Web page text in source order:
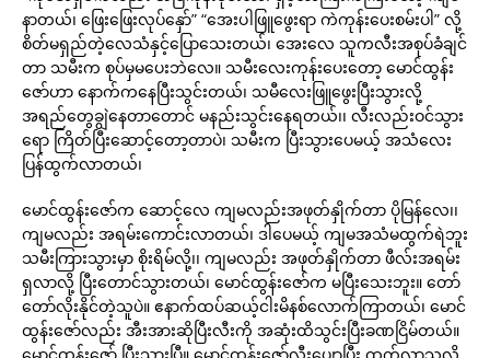
နာတယ်၊ ဖြေးဖြေးလုပ်နှော်” “အေးပါဖြူဖွေးရာ ကဲကုန်းပေးစမ်းပါ” လို့
စိတ်မရှည်တဲ့လေသံနှင့်ပြောသေးတယ်၊ အေးလေ သူကလီးအစုပ်ခံချင်
တာ သမီးက စုပ်မှမပေးဘဲလေ။ သမီးလေးကုန်းပေးတော့ မောင်ထွန်း
ဇော်ဟာ နောက်ကနေပြီးသွင်းတယ်၊ သမီလေးဖြူဖွေးပြီးသွားလို့
အရည်တွေချွဲနေတာတောင် မနည်းသွင်းနေရတယ်၊၊ လီးလည်းဝင်သွား
ရော ကြိတ်ပြီးဆောင့်တော့တာပဲ၊ သမီးက ပြီးသွားပေမယ့် အသံလေး
ပြန်ထွက်လာတယ်၊
မောင်ထွန်းဇော်က ဆောင့်လေ ကျမလည်းအဖုတ်နှိုက်တာ ပိုမြန်လေ၊၊
ကျမလည်း အရမ်းကောင်းလာတယ်၊ ဒါပေမယ့် ကျမအသံမထွက်ရဲဘူး
သမီးကြားသွားမှာ စိုးရိမ်လို့၊၊ ကျမလည်း အဖုတ်နှိုက်တာ ဖီလ်းအရမ်း
ရှလာလို့ ပြီးတောင်သွားတယ်၊ မောင်ထွန်းဇော်က မပြီးသေးဘူး။ တော်
တော်လိုးနိုင်တဲ့သူပဲ။ ဧနာက်ထပ်ဆယ့်ငါးမိနစ်လောက်ကြာတယ်၊ မောင်
ထွန်းဇော်လည်း အီးအားဆိုပြီးလီးကို အဆုံးထိသွင်းပြီးခဏငြိမ်တယ်။